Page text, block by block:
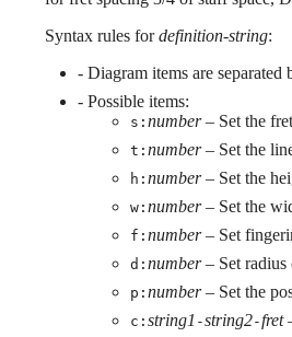
Syntax rules fordefinition-string:
- Diagram items are separated
- Possible items:
s: number– Set the
t: number– Set the
h: number– Set the
w: number– Set the
f: number– Set
d: number– Set radius
p: number– Set the
c: string1 -string2-fret